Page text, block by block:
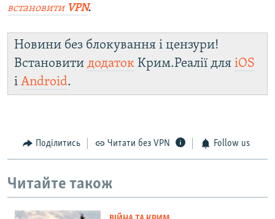
встановити VPN.
Новини без блокування і цензури!
Встановити додаток Крим.Реалії для iOS
і Android.
Поділитись Читати без VPN Follow us
Читайте також